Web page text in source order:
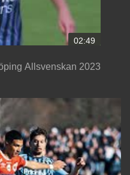
02:49
Allsvenskan 2023